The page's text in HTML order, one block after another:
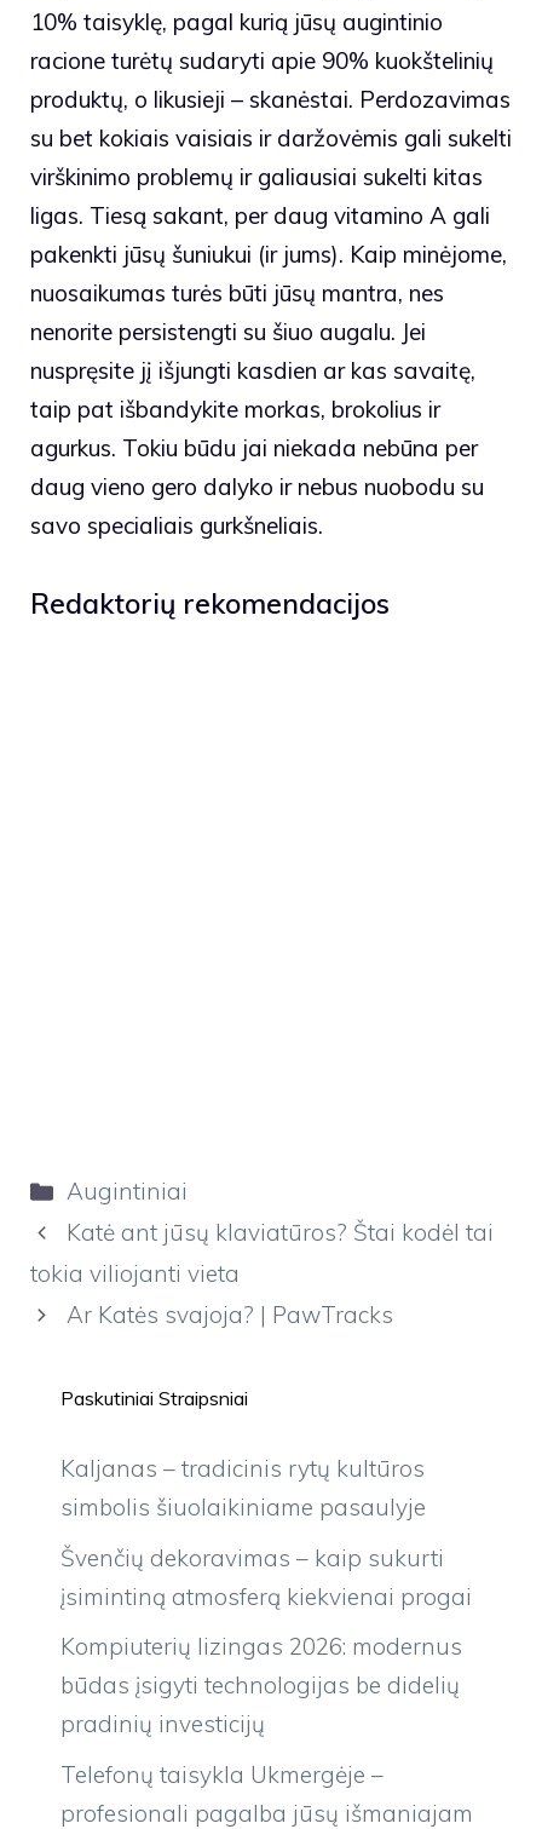
10% taisyklę, pagal kurią jūsų augintinio
racione turėtų sudaryti apie 90% kuokštelinių
produktų, o likusieji – skanėstai. Perdozavimas
su bet kokiais vaisiais ir daržovėmis gali sukelti
virškinimo problemų ir galiausiai sukelti kitas
ligas. Tiesą sakant, per daug vitamino A gali
pakenkti jūsų šuniukui (ir jums). Kaip minėjome,
nuosaikumas turės būti jūsų mantra, nes
nenorite persistengti su šiuo augalu. Jei
nuspręsite jį išjungti kasdien ar kas savaitę,
taip pat išbandykite morkas, brokolius ir
agurkus. Tokiu būdu jai niekada nebūna per
daug vieno gero dalyko ir nebus nuobodu su
savo specialiais gurkšneliais.
Redaktorių rekomendacijos
Kategorijos
Augintiniai
Katė ant jūsų klaviatūros? Štai kodėl tai
tokia viliojanti vieta
Ar Katės svajoja? | PawTracks
Paskutiniai Straipsniai
Kaljanas – tradicinis rytų kultūros
simbolis šiuolaikiniame pasaulyje
Švenčių dekoravimas – kaip sukurti
įsimintiną atmosferą kiekvienai progai
Kompiuterių lizingas 2026: modernus
būdas įsigyti technologijas be didelių
pradinių investicijų
Telefonų taisykla Ukmergėje –
profesionali pagalba jūsų išmaniajam